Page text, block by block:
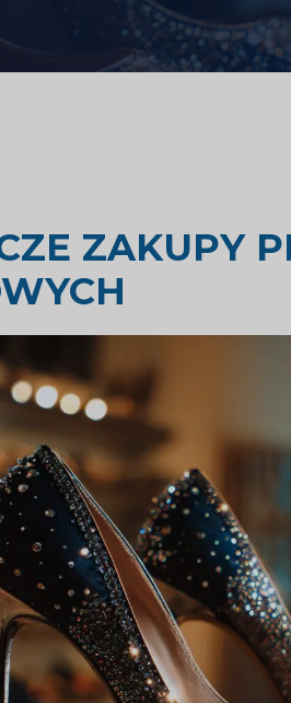
Badania oceny rynku
ZAKUPY